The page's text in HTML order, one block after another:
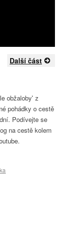
Další část
obžaloby' z
pohádky o cestě
Podívejte se
na cestě kolem